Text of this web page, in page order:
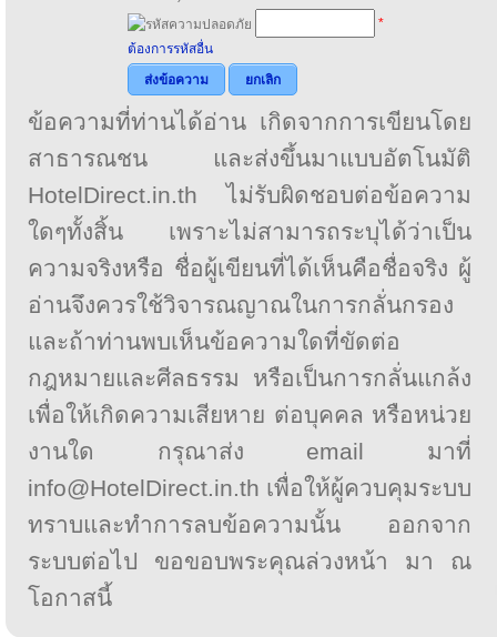
*
ต้องการรหัสอื่น
ส่งข้อความ
ยกเลิก
ข้อความที่ท่านได้อ่าน เกิดจากการเขียนโดย
สาธารณชน และส่งขึ้นมาแบบอัตโนมัติ
HotelDirect.in.th ไม่รับผิดชอบต่อข้อความ
ใดๆทั้งสิ้น เพราะไม่สามารถระบุได้ว่าเป็น
ความจริงหรือ ชื่อผู้เขียนที่ได้เห็นคือชื่อจริง ผู้
อ่านจึงควรใช้วิจารณญาณในการกลั่นกรอง
และถ้าท่านพบเห็นข้อความใดที่ขัดต่อ
กฎหมายและศีลธรรม หรือเป็นการกลั่นแกล้ง
เพื่อให้เกิดความเสียหาย ต่อบุคคล หรือหน่วย
งานใด กรุณาส่ง email มาที่
info@HotelDirect.in.th เพื่อให้ผู้ควบคุมระบบ
ทราบและทำการลบข้อความนั้น ออกจาก
ระบบต่อไป ขอขอบพระคุณล่วงหน้า มา ณ
โอกาสนี้